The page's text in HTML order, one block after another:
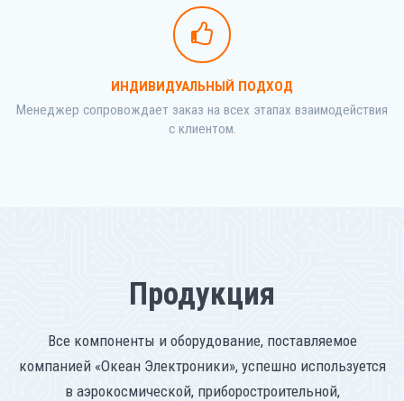
ИНДИВИДУАЛЬНЫЙ ПОДХОД
Менеджер сопровождает заказ на всех этапах взаимодействия
с клиентом.
Продукция
Все компоненты и оборудование, поставляемое
компанией «Океан Электроники», успешно используется
в аэрокосмической, приборостроительной,